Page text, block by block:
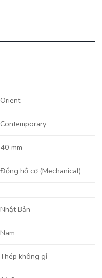
Orient
Contemporary
40 mm
Đồng hồ cơ (Mechanical)
Nhật Bản
Nam
Thép không gỉ